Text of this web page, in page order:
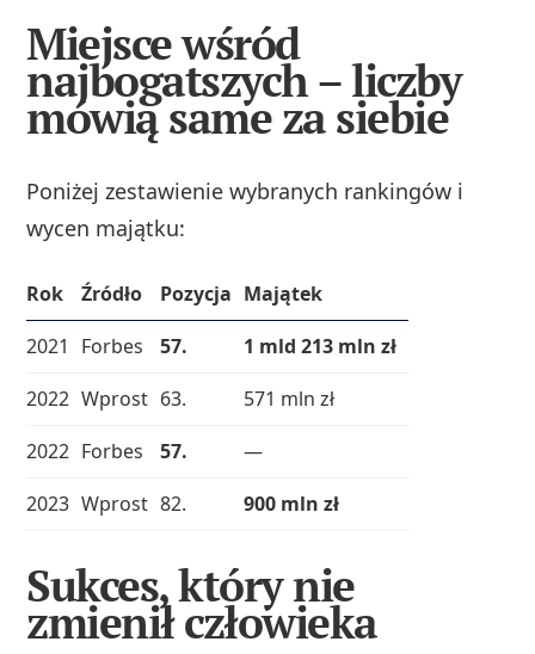
Miejsce wśród
najbogatszych – liczby
mówią same za siebie
Poniżej zestawienie wybranych rankingów i
wycen majątku:
Rok Źródło Pozycja Majątek
2021
Forbes 57.
1 mld 213 mln zł
2022 Wprost 63.
571 mln zł
2022 Forbes 57.
—
2023 Wprost 82. 900 mln zł
Sukces, który nie
zmienił człowieka